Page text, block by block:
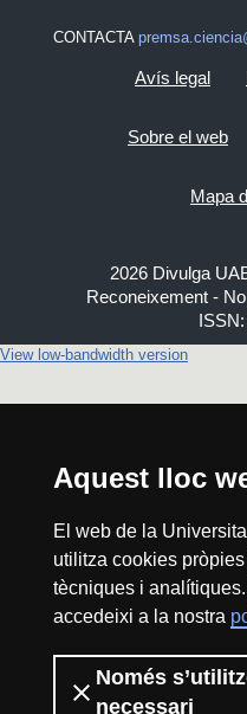
Aquest lloc
El web de la
utilitza cookies
tècniques i
accedeixi a la nostra
Només
necessari
CONTACTA
Avís legal
Sobre el web
Mapa
2026 Divulga
Reconeixement -
View low-bandwidth version